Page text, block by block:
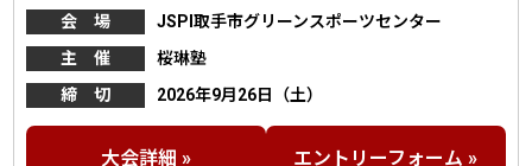
会 場
JSPI取手市グリーンスポーツセンター
主 催
桜琳塾
締 切
2026年9月26日（土）
大会詳細 » エントリーフォーム »